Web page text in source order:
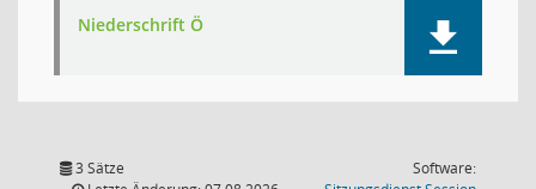
Niederschrift Ö
3 Sätze
Software: